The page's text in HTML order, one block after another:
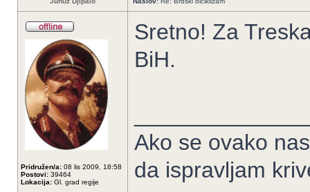
Pridružen/a: 08 lis 2009, 18:58
Postovi: 39464
Lokacija: Gl. grad regije
Sretno! Za
BiH.
Ako se ovako
da ispravljam